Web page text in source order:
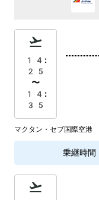
14:
25
〜
14:
35
マクタン・セブ国際空港
乗継時間